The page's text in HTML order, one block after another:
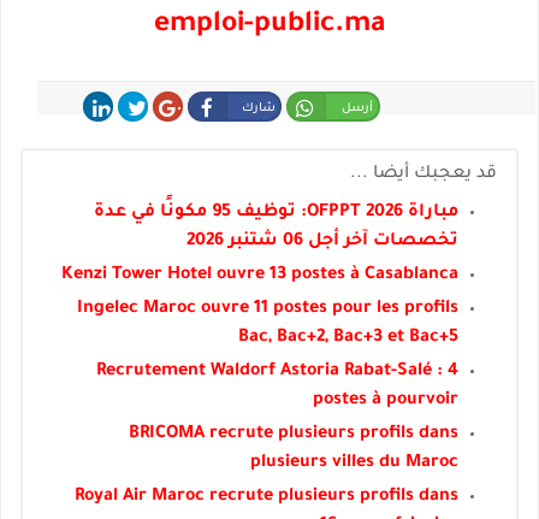
emploi-public.ma
شارك أرسل
قد يعجبك أيضا ...
مباراة OFPPT 2026: توظيف 95 مكونًا في عدة
تخصصات آخر أجل 06 شتنبر 2026
Kenzi Tower Hotel ouvre 13 postes à Casablanca
Ingelec Maroc ouvre 11 postes pour les profils
Bac, Bac+2, Bac+3 et Bac+5
Recrutement Waldorf Astoria Rabat-Salé : 4
postes à pourvoir
BRICOMA recrute plusieurs profils dans
plusieurs villes du Maroc
Royal Air Maroc recrute plusieurs profils dans